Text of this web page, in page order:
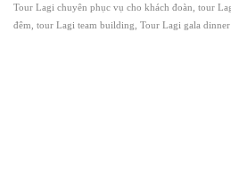
Tour Lagi chuyên phục vụ cho khách đoàn, tour
đêm, tour Lagi team building, Tour Lagi gala dinner